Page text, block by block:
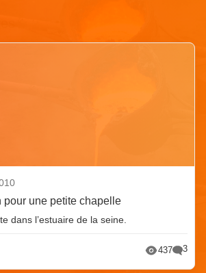
pour une petite chapelle
dans l’estuaire de la seine.
437 3